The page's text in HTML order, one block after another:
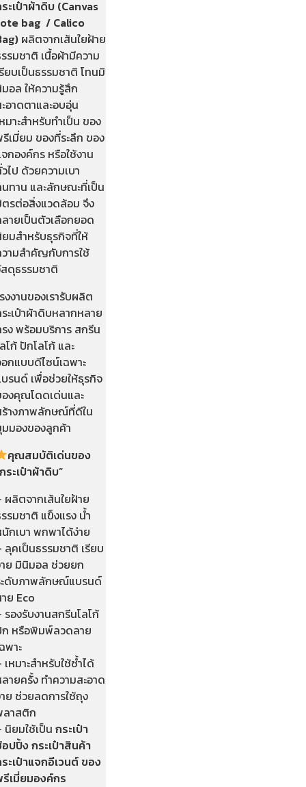
ะเป๋าผ้าดิบ (Canvas
bag / Calico
ผลิตจากเส้นใยฝ้าย
รมชาติ เนื้อผ้ามีความ
ยบเป็นธรรมชาติ โทนมิ
อล ให้ความรู้สึก
อาดตาและอบอุ่น
มาะสำหรับทำเป็น ของ
เมี่ยม ของที่ระลึก ของ
กองค์กร หรือใช้งาน
ไป ด้วยความเบา
ทาน และลักษณะที่เป็น
รต่อสิ่งแวดล้อม จึง
ายเป็นตัวเลือกยอด
มสำหรับธุรกิจที่ให้
ามสำคัญกับการใช้
ดุธรรมชาติ
งงานของเรารับผลิต
ะเป๋าผ้าดิบหลากหลาย
ง พร้อมบริการ สกรีน
โก้ ปักโลโก้ และ
กแบบดีไซน์เฉพาะ
รนด์ เพื่อช่วยให้ธุรกิจ
งคุณโดดเด่นและ
างภาพลักษณ์ที่ดีใน
มองของลูกค้า
คุณสมบัติเด่นของ
ระเป๋าผ้าดิบ”
ผลิตจากเส้นใยฝ้าย
รมชาติ แข็งแรง น้ำ
กเบา พกพาได้ง่าย
ลุคเป็นธรรมชาติ เรียบ
ย มินิมอล ช่วยยก
ดับภาพลักษณ์แบรนด์
ย Eco
รองรับงานสกรีนโลโก้
หรือพิมพ์ลวดลาย
พาะ
เหมาะสำหรับใช้ซ้ำได้
ายครั้ง ทำความสะอาด
ย ช่วยลดการใช้ถุง
าสติก
นิยมใช้เป็น กระเป๋า
ปปิ้ง กระเป๋าสินค้า
ะเป๋าแจกอีเวนต์ ของ
เมี่ยมองค์กร